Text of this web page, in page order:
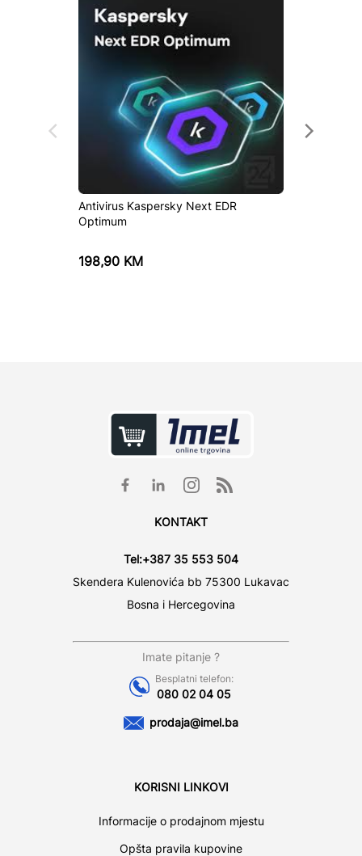
Antivirus Kaspersky Next EDR
Optimum
198,90 KM
KONTAKT
Tel:+387 35 553 504
Skendera Kulenovića bb 75300 Lukavac
Bosna i Hercegovina
Imate pitanje ?
Besplatni telefon:
080 02 04 05
prodaja@imel.ba
KORISNI LINKOVI
Informacije o prodajnom mjestu
Opšta pravila kupovine